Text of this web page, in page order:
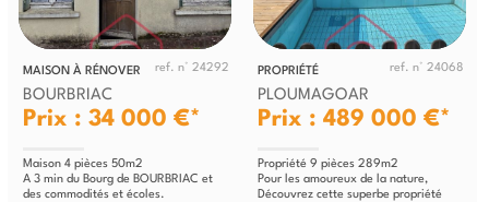
MAISON À RÉNOVER ref. n° 24292
BOURBRIAC
Prix : 34 000 €*
Maison 4 pièces 50m2
A 3 min du Bourg de BOURBRIAC et
des commodités et écoles.
PROPRIÉTÉ ref. n° 24068
PLOUMAGOAR
Prix : 489 000 €*
Propriété 9 pièces 289m2
Pour les amoureux de la nature,
Découvrez cette superbe propriété